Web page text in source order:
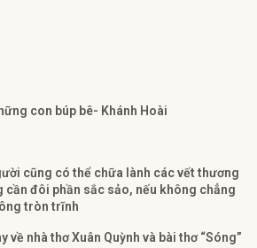
con búp bê- Khánh Hoài
cũng có thể chữa lành các vết thương
cần đôi phần sắc sảo, nếu không chẳng
tròn trĩnh
về nhà thơ Xuân Quỳnh và bài thơ “Sóng”